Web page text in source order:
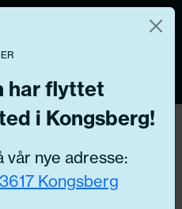
bruker teknologier,
«cookies» til å samle
formål, inkludert:
din tillatelse til alle disse
formålet du vil
har flyttet
i Kongsberg!
vår nye adresse:
Kongsberg